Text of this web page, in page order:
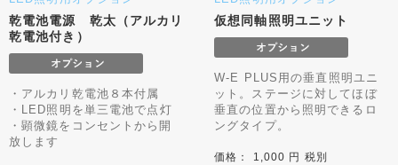
乾電池電源 乾太（アルカリ
乾電池付き）
・アルカリ乾電池８本付属
・LED照明を単三電池で点灯
・顕微鏡をコンセントから開
放します
仮想同軸照明ユニット
W-E PLUS用の垂直照明ユニ
ット。ステージに対してほぼ
垂直の位置から照明できるロ
ングタイプ。
価格： 1,000 円 税別